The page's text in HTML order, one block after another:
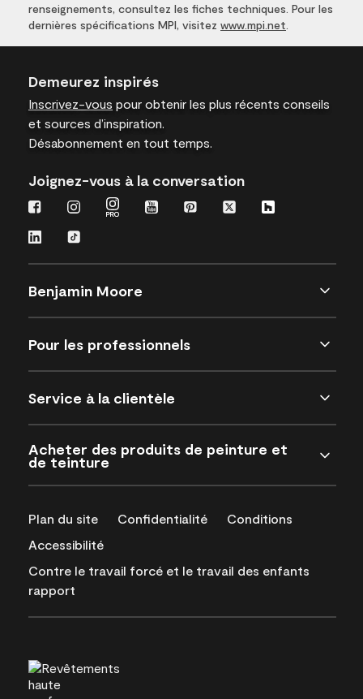
renseignements, consultez les fiches techniques. Pour les
dernières spécifications MPI, visitez www.mpi.net
Demeurez inspirés
Inscrivez-vous pour obtenir les plus récents conseils
et sources d’inspiration.
Désabonnement en tout temps.
Joignez-vous à la conversation
Benjamin Moore
Pour les professionnels
Service à la clientèle
Acheter des produits de peinture et
de teinture
Plan du site Confidentialité
Conditions
Accessibilité
Contre le travail forcé et le travail des enfants
rapport